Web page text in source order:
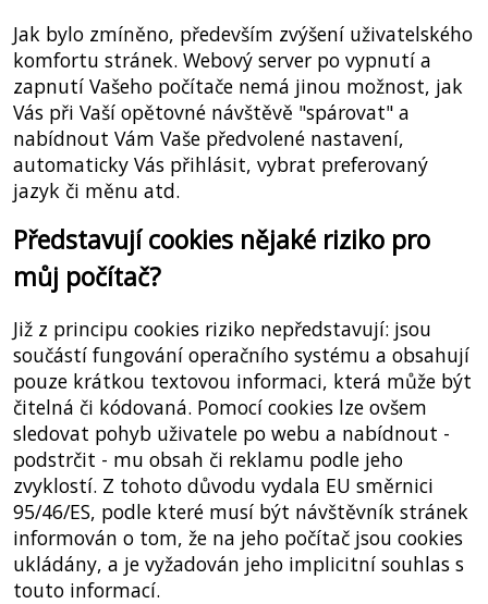
Jak bylo zmíněno, především zvýšení uživatelského
komfortu stránek. Webový server po vypnutí a
zapnutí Vašeho počítače nemá jinou možnost, jak
Vás při Vaší opětovné návštěvě "spárovat" a
nabídnout Vám Vaše předvolené nastavení,
automaticky Vás přihlásit, vybrat preferovaný
jazyk či měnu atd.
Představují cookies nějaké riziko pro
můj počítač?
Již z principu cookies riziko nepředstavují: jsou
součástí fungování operačního systému a obsahují
pouze krátkou textovou informaci, která může být
čitelná či kódovaná. Pomocí cookies lze ovšem
sledovat pohyb uživatele po webu a nabídnout -
podstrčit - mu obsah či reklamu podle jeho
zvyklostí. Z tohoto důvodu vydala EU směrnici
95/46/ES, podle které musí být návštěvník stránek
informován o tom, že na jeho počítač jsou cookies
ukládány, a je vyžadován jeho implicitní souhlas s
touto informací.